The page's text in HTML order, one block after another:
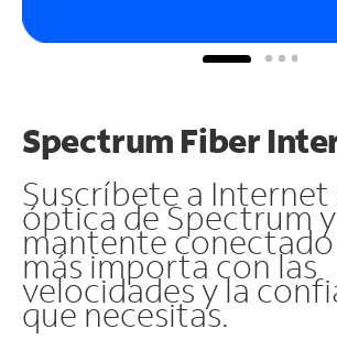
Spectrum Fiber
Suscríbete a
óptica de Spectrum y
mantente conectado
más importa con las
velocidades y la
que necesitas.